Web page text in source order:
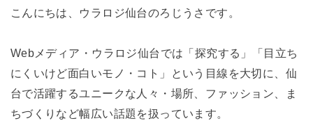
こんにちは、ウラロジ仙台のろじうさです。
Webメディア・ウラロジ仙台では「探究する」「目立ち
にくいけど面白いモノ・コト」という目線を大切に、仙
台で活躍するユニークな人々・場所、ファッション、ま
ちづくりなど幅広い話題を扱っています。